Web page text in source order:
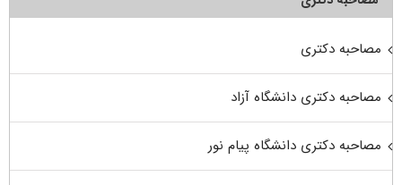
مصاحبه دکتری
مصاحبه دکتری دانشگاه آزاد
مصاحبه دکتری دانشگاه پیام نور